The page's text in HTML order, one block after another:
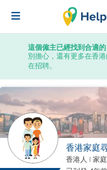
這個僱主已經找到合適
別擔心，還有更多在香
在招聘。
香港家庭
香港人 | 家